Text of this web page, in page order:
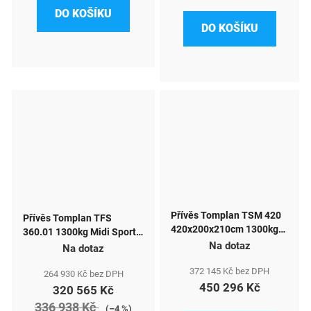
DO KOŠÍKU
DO KOŠÍKU
Přívěs Tomplan TFS
360.01 1300kg Midi Sport
Na dotaz
264 930 Kč bez DPH
320 565 Kč
336 938 Kč (–4 %)
Přívěs Tomplan TSM 420
420x200x210cm 1300kg
Na dotaz
372 145 Kč bez DPH
450 296 Kč